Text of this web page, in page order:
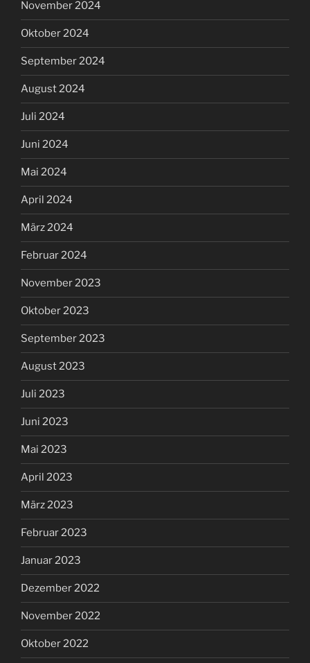
November 2024
Oktober 2024
September 2024
August 2024
Juli 2024
Juni 2024
Mai 2024
April 2024
März 2024
Februar 2024
November 2023
Oktober 2023
September 2023
August 2023
Juli 2023
Juni 2023
Mai 2023
April 2023
März 2023
Februar 2023
Januar 2023
Dezember 2022
November 2022
Oktober 2022